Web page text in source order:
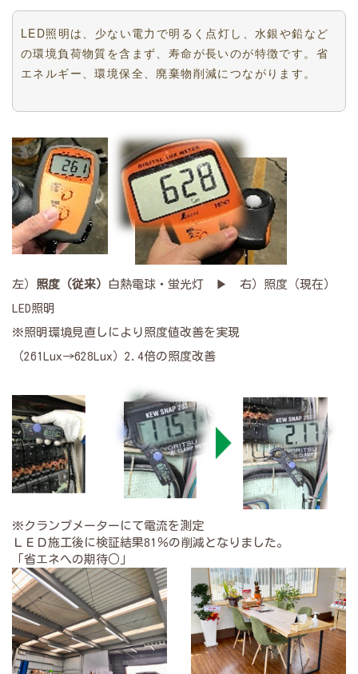
LED照明は、少ない電力で明るく点灯し、水銀や鉛など
の環境負荷物質を含まず、寿命が長いのが特徴です。省
エネルギー、環境保全、廃棄物削減につながります。
左） 照度（従来） 白熱電球・蛍光灯 ▶ 右）照度（現在）
LED照明
※照明環境見直しにより照度値改善を実現
（261Lux→628Lux）2.4倍の照度改善
※クランプメーターにて電流を測定
ＬＥＤ施工後に検証結果81％の削減となりました。
「省エネへの期待○」